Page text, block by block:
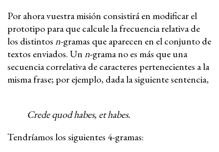
Por ahora vuestra misión consistirá en modificar el
prototipo para que calcule la frecuencia relativa de
los distintosn-gramas que aparecen en el conjunto de
textos enviados. Unn-grama no es más que una
secuencia correlativa de caracteres pertenecientes a la
misma frase; por ejemplo, dada la siguiente sentencia,
Crede quod habes, et habes.
Tendríamos los siguientes 4-gramas: